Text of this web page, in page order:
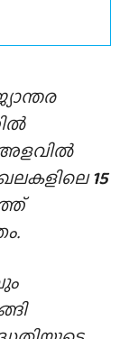
അളവിൽ
15